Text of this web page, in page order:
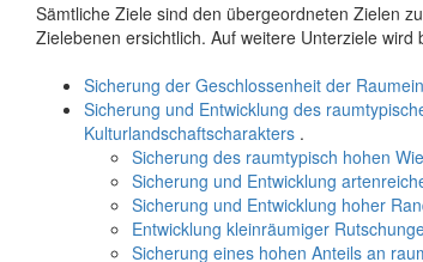
Sämtliche Ziele sind den übergeordneten Zielen
Zielebenen ersichtlich. Auf weitere Unterziele wird
Sicherung der Geschlossenheit der
Sicherung und Entwicklung des
Kulturlandschaftscharakters .
Sicherung des raumtypisch hohen
Sicherung und Entwicklung
Sicherung und Entwicklung hoher
Entwicklung kleinräumiger
Sicherung eines hohen Anteils an